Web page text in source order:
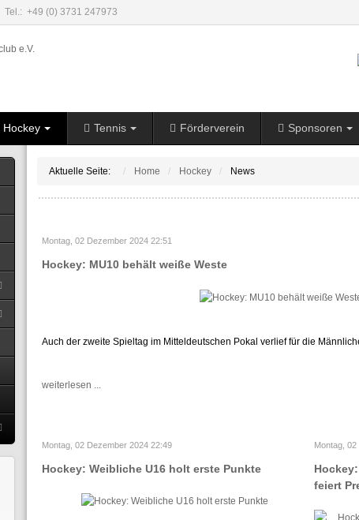
Tel.: +49 (0) 3731 247973
Hockey Tennis Förderverein Sponsoren
Aktuelle Seite: Home Hockey News
Montag, 02 Dezember 2024 22:51
Hockey: MU10 behält weiße Weste
Auch der zweite Spieltag im Mitteldeutschen Pokal verlief für die
weiterlesen ...
Montag, 02 Dezember 2024 22:49
Hockey: Weibliche U16 holt erste Punkte
Montag,
feiert